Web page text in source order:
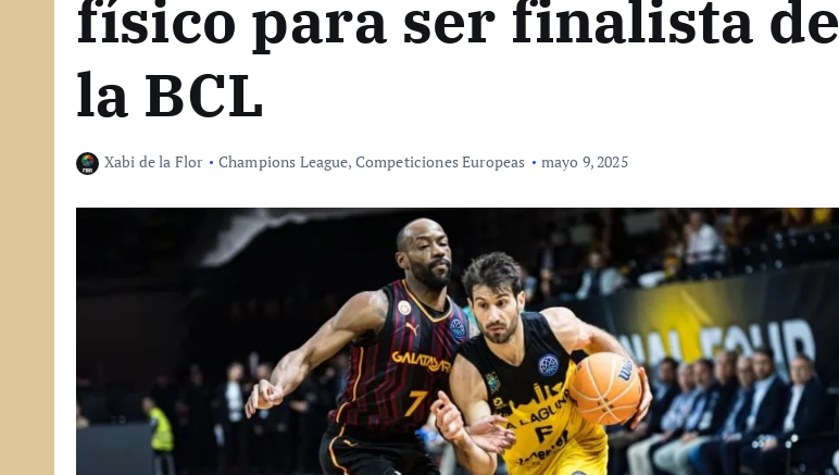
físico para ser finalista de
la BCL
Xabi de la Flor Champions League, Competiciones Europeas mayo 9, 2025